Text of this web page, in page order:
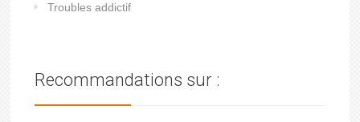
Troubles addictif
Recommandations sur :